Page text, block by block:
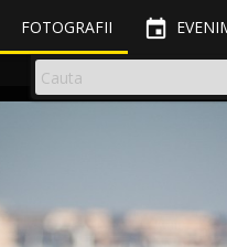
FOTOGRAFII 